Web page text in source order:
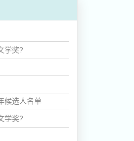
学奖?
候选人名单
学奖?